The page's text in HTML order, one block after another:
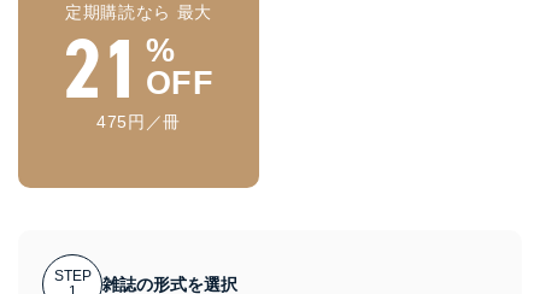
定期購読なら 最大
21 %
OFF
475円／冊
STEP
雑誌の形式を選択